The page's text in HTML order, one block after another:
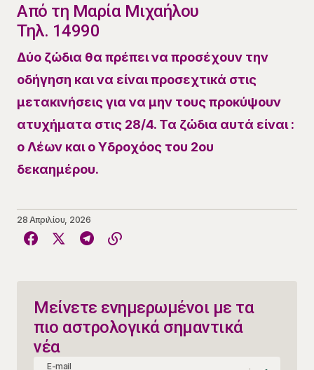
​Από τη Μαρία Μιχαήλου
Τηλ. 14990
​Δύο ζώδια θα πρέπει να προσέχουν την
οδήγηση και να είναι προσεχτικά στις
μετακινήσεις για να μην τους προκύψουν
ατυχήματα στις 28/4. Τα ζώδια αυτά είναι :
ο Λέων και ο Υδροχόος του 2ου
δεκαημέρου.
28 Απριλίου, 2026
Μείνετε ενημερωμένοι με τα
πιο αστρολογικά σημαντικά
νέα
E-mail